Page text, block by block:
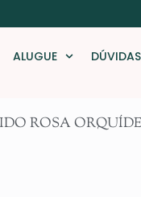
ALUGUE DÚVIDAS
ROSA